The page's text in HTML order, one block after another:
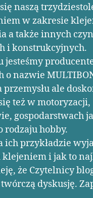
naszą
w zakresie
a także innych
i konstrukcyjnych.
jesteśmy
o nazwie
ale
też w motoryzacji,
gospodarstwach
rodzaju hobby.
ich przykładzie
klejeniem i jak to
że Czytelnicy
dyskusję.